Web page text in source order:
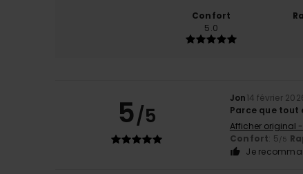
Confort
5.0
5/5
Jon14 février
Parce que
Afficher original
Confort: 5/5
Je